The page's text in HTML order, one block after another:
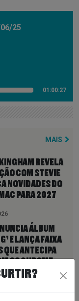
25
01:00:27
MAIS
REVELA
COM STEVIE
NOVIDADES DO
PARA 2027
ÁLBUM
E LANÇA FAIXA
QUE ANTECIPA
OS CHROME